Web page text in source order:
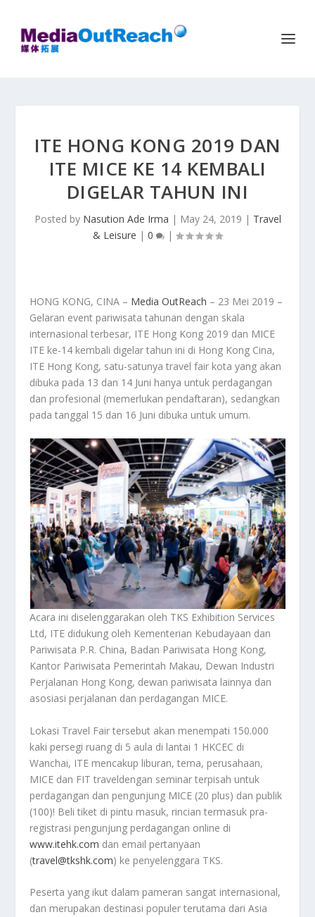
ITE HONG KONG 2019 DAN
ITE MICE KE 14 KEMBALI
DIGELAR TAHUN INI
Posted by Nasution Ade Irma | May 24, 2019 | Travel
& Leisure | 0 |
HONG KONG, CINA – Media OutReach – 23 Mei 2019 –
Gelaran event pariwisata tahunan dengan skala
internasional terbesar, ITE Hong Kong 2019 dan MICE
ITE ke-14 kembali digelar tahun ini di Hong Kong Cina,
ITE Hong Kong, satu-satunya travel fair kota yang akan
dibuka pada 13 dan 14 Juni hanya untuk perdagangan
dan profesional (memerlukan pendaftaran), sedangkan
pada tanggal 15 dan 16 Juni dibuka untuk umum.
Acara ini diselenggarakan oleh TKS Exhibition Services
Ltd, ITE didukung oleh Kementerian Kebudayaan dan
Pariwisata P.R. China, Badan Pariwisata Hong Kong,
Kantor Pariwisata Pemerintah Makau, Dewan Industri
Perjalanan Hong Kong, dewan pariwisata lainnya dan
asosiasi perjalanan dan perdagangan MICE.
Lokasi Travel Fair tersebut akan menempati 150.000
kaki persegi ruang di 5 aula di lantai 1 HKCEC di
Wanchai, ITE mencakup liburan, tema, perusahaan,
MICE dan FIT traveldengan seminar terpisah untuk
perdagangan dan pengunjung MICE (20 plus) dan publik
(100)! Beli tiket di pintu masuk, rincian termasuk pra-
registrasi pengunjung perdagangan online di
www.itehk.com dan email pertanyaan
(travel@tkshk.com) ke penyelenggara TKS.
Peserta yang ikut dalam pameran sangat internasional,
dan merupakan destinasi populer terutama dari Asia